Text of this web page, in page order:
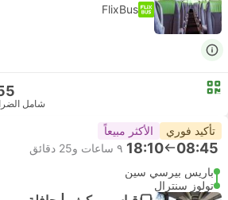
FlixBus
شامل
تأكيد فوري الأكثر مبيعاً
08:45
18:10 ٩ ساعات و‫25 دقائق
باريس بيرسي سين
تولوز سنترال